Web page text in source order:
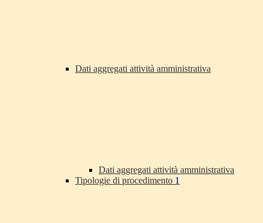
Dati aggregati attività amministrativa
Dati aggregati attività amministrativa
Tipologie di procedimento 1